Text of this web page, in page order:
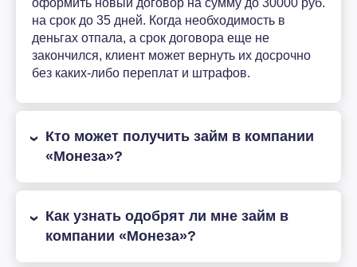
оформить новый договор на сумму до 30000 руб.
на срок до 35 дней. Когда необходимость в
деньгах отпала, а срок договора еще не
закончился, клиент может вернуть их досрочно
без каких-либо переплат и штрафов.
Кто может получить займ в компании
«Монеза»?
Как узнать одобрят ли мне займ в
компании «Монеза»?